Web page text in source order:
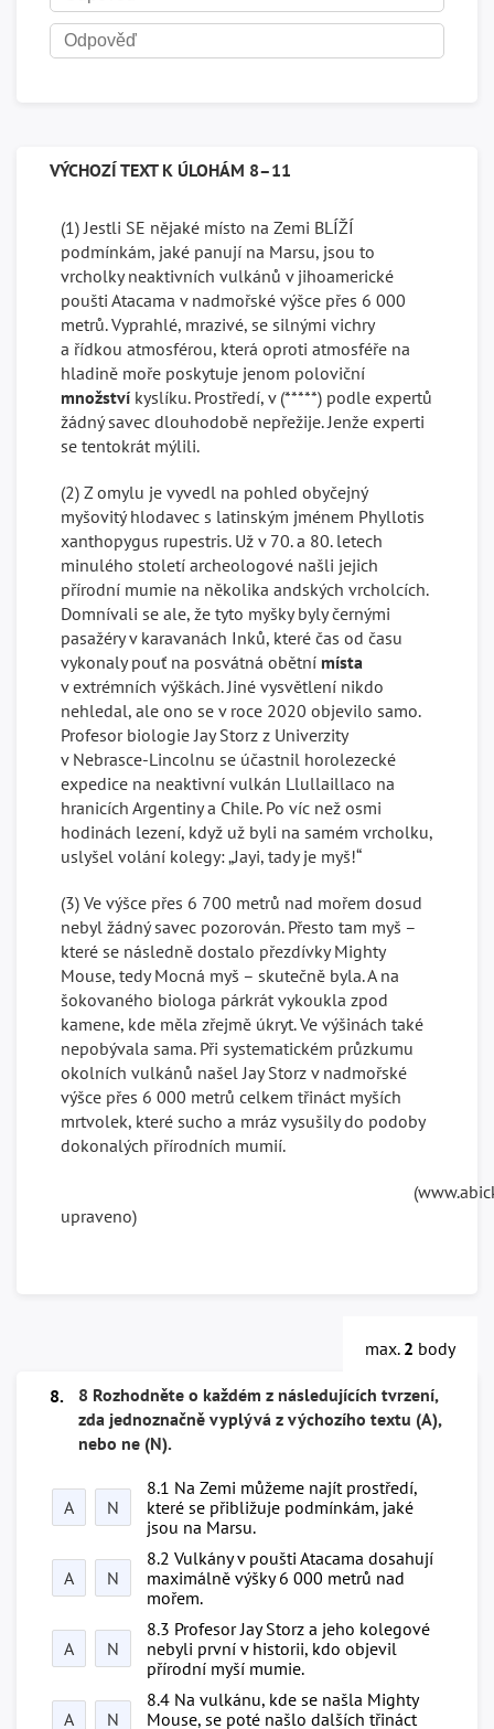
VÝCHOZÍ TEXT K ÚLOHÁM 8–11
(1) Jestli SE nějaké místo na Zemi BLÍŽÍ
podmínkám, jaké panují na Marsu, jsou to
vrcholky neaktivních vulkánů v jihoamerické
poušti Atacama v nadmořské výšce přes 6 000
metrů. Vyprahlé, mrazivé, se silnými vichry
a řídkou atmosférou, která oproti atmosféře na
hladině moře poskytuje jenom poloviční
množství kyslíku. Prostředí, v (*****) podle expertů
žádný savec dlouhodobě nepřežije. Jenže experti
se tentokrát mýlili.
(2) Z omylu je vyvedl na pohled obyčejný
myšovitý hlodavec s latinským jménem Phyllotis
xanthopygus rupestris. Už v 70. a 80. letech
minulého století archeologové našli jejich
přírodní mumie na několika andských vrcholcích.
Domnívali se ale, že tyto myšky byly černými
pasažéry v karavanách Inků, které čas od času
vykonaly pouť na posvátná obětní místa
v extrémních výškách. Jiné vysvětlení nikdo
nehledal, ale ono se v roce 2020 objevilo samo.
Profesor biologie Jay Storz z Univerzity
v Nebrasce-Lincolnu se účastnil horolezecké
expedice na neaktivní vulkán Llullaillaco na
hranicích Argentiny a Chile. Po víc než osmi
hodinách lezení, když už byli na samém vrcholku,
uslyšel volání kolegy: „Jayi, tady je myš!“
(3) Ve výšce přes 6 700 metrů nad mořem dosud
nebyl žádný savec pozorován. Přesto tam myš –
které se následně dostalo přezdívky Mighty
Mouse, tedy Mocná myš – skutečně byla. A na
šokovaného biologa párkrát vykoukla zpod
kamene, kde měla zřejmě úkryt. Ve výšinách také
nepobývala sama. Při systematickém průzkumu
okolních vulkánů našel Jay Storz v nadmořské
výšce přes 6 000 metrů celkem třináct myších
mrtvolek, které sucho a mráz vysušily do podoby
dokonalých přírodních mumií.
upraveno)
max. 2 body
8.
8 Rozhodněte o každém z následujících tvrzení,
zda jednoznačně vyplývá z výchozího textu (A),
nebo ne (N).
A N
8.1 Na Zemi můžeme najít prostředí,
které se přibližuje podmínkám, jaké
jsou na Marsu.
A N
8.2 Vulkány v poušti Atacama dosahují
maximálně výšky 6 000 metrů nad
mořem.
A N
8.3 Profesor Jay Storz a jeho kolegové
nebyli první v historii, kdo objevil
přírodní myší mumie.
A N
8.4 Na vulkánu, kde se našla Mighty
Mouse, se poté našlo dalších třináct